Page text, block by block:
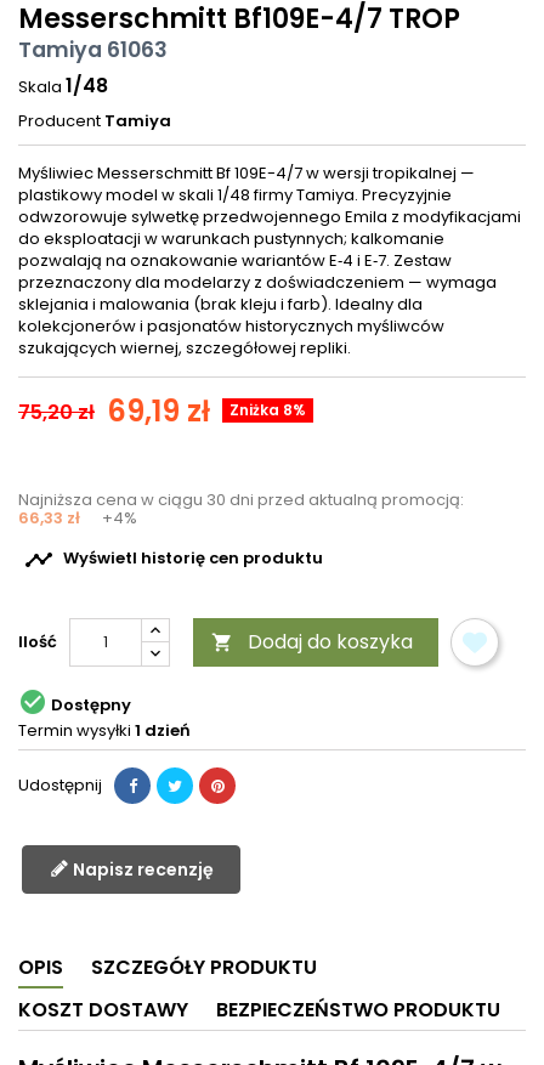
Messerschmitt Bf109E-4/7 TROP
Tamiya 61063
Skala 1/48
Producent Tamiya
Myśliwiec Messerschmitt Bf 109E-4/7 w wersji tropikalnej —
plastikowy model w skali 1/48 firmy Tamiya. Precyzyjnie
odwzorowuje sylwetkę przedwojennego Emila z modyfikacjami
do eksploatacji w warunkach pustynnych; kalkomanie
pozwalają na oznakowanie wariantów E‑4 i E‑7. Zestaw
przeznaczony dla modelarzy z doświadczeniem — wymaga
sklejania i malowania (brak kleju i farb). Idealny dla
kolekcjonerów i pasjonatów historycznych myśliwców
szukających wiernej, szczegółowej repliki.
75,20 zł 69,19 zł Zniżka 8%
Najniższa cena w ciągu 30 dni przed aktualną promocją:
66,33 zł +4%
 Wyświetl historię cen produktu
Ilość  Dodaj do koszyka
 Dostępny
Termin wysyłki 1 dzień
Udostępnij
Napisz recenzję
OPIS
SZCZEGÓŁY PRODUKTU
KOSZT DOSTAWY
BEZPIECZEŃSTWO PRODUKTU